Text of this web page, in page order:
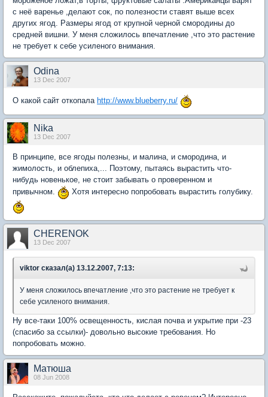
с неё варенье ,делают сок, по полезности ставят выше всех
других ягод. Размеры ягод от крупной черной смородины до
средней вишни. У меня сложилось впечатление ,что это растение
не требует к себе усиленого внимания.
Odina
13 Dec 2007
О какой сайт откопала http://www.blueberry.ru/
Nika
13 Dec 2007
В принципе, все ягоды полезны, и малина, и смородина, и
жимолость, и облепиха,... Поэтому, пытаясь вырастить что-
нибудь новенькое, не стоит забывать о проверенном и
привычном.
Хотя интересно попробовать вырастить голубику.
CHERENOK
13 Dec 2007
viktor сказал(а) 13.12.2007, 7:13:
У меня сложилось впечатление ,что это растение не требует к
себе усиленого внимания.
Ну все-таки 100% освещенность, кислая почва и укрытие при -23
(спасибо за ссылки)- довольно высокие требования. Но
попробовать можно.
Матюша
08 Jun 2008